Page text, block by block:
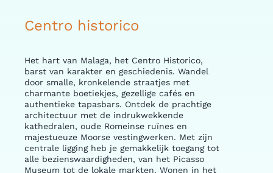
Centro historico
Het hart van Malaga, het Centro Historico,
barst van karakter en geschiedenis. Wandel
door smalle, kronkelende straatjes met
charmante boetiekjes, gezellige cafés en
authentieke tapasbars. Ontdek de prachtige
architectuur met de indrukwekkende
kathedralen, oude Romeinse ruïnes en
majestueuze Moorse vestingwerken. Met zijn
centrale ligging heb je gemakkelijk toegang tot
alle bezienswaardigheden, van het Picasso
Museum tot de lokale markten. Wonen in het